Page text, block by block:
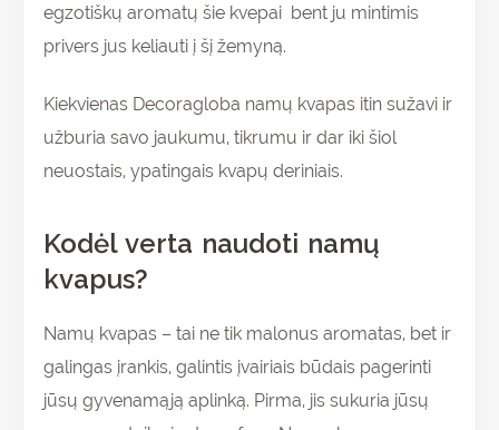
egzotiškų aromatų šie kvepai bent ju mintimis
privers jus keliauti į šį žemyną.
Kiekvienas Decoragloba namų kvapas itin sužavi ir
užburia savo jaukumu, tikrumu ir dar iki šiol
neuostais, ypatingais kvapų deriniais.
Kodėl verta naudoti namų
kvapus?
Namų kvapas – tai ne tik malonus aromatas, bet ir
galingas įrankis, galintis įvairiais būdais pagerinti
jūsų gyvenamąją aplinką. Pirma, jis sukuria jūsų